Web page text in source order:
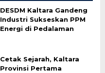
DESDM Kaltara Gandeng
Industri Sukseskan PPM
Energi di Pedalaman
Cetak Sejarah, Kaltara
Provinsi Pertama